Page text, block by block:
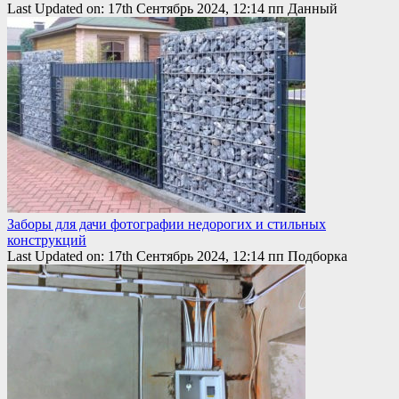
Last Updated on: 17th Сентябрь 2024, 12:14 пп Данный
Заборы для дачи фотографии недорогих и стильных
конструкций
Last Updated on: 17th Сентябрь 2024, 12:14 пп Подборка